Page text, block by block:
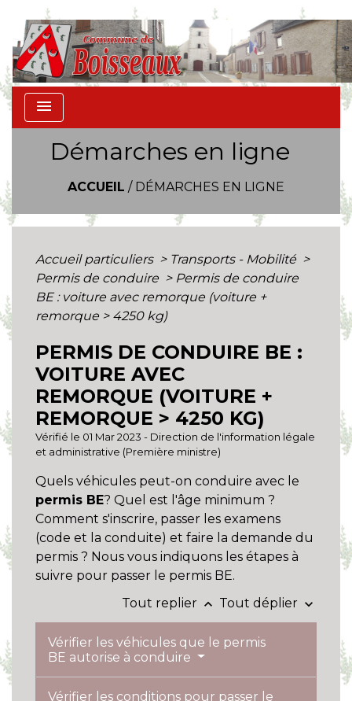
menu
Démarches en ligne
ACCUEIL / DÉMARCHES EN LIGNE
Accueil particuliers > Transports - Mobilité >
Permis de conduire > Permis de conduire
BE : voiture avec remorque (voiture +
remorque > 4250 kg)
PERMIS DE CONDUIRE BE :
VOITURE AVEC
REMORQUE (VOITURE +
REMORQUE > 4250 KG)
Vérifié le 01 Mar 2023 - Direction de l'information légale
et administrative (Première ministre)
Quels véhicules peut-on conduire avec le
permis BE? Quel est l'âge minimum ?
Comment s'inscrire, passer les examens
(code et la conduite) et faire la demande du
permis ? Nous vous indiquons les étapes à
suivre pour passer le permis BE.
Tout replier keyboard_arrow_up Tout déplier keyboard_arrow_down
Vérifier les véhicules que le permis
BE autorise à conduire
Vérifier les conditions pour passer le